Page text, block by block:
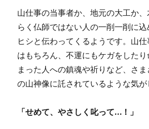
山仕事の当事者か、地元の大工か
らく仏師ではない人の一削一削に
ヒシと伝わってくるようです。山
はもちろん、不運にもケガをした
まった人への鎮魂や祈りなど、さ
の山神像に託されているような気が
「せめて、やさしく叱って…！」